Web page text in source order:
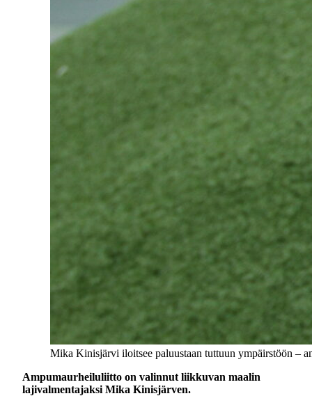
Mika Kinisjärvi iloitsee paluustaan tuttuun ympäirstöön –
Ampumaurheiluliitto on valinnut liikkuvan maalin
lajivalmentajaksi Mika Kinisjärven.